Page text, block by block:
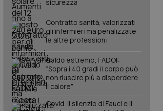
sicurezza
Contratto sanità, valorizzati
gli infermieri ma penalizzate
le altre professioni
Caldo estremo, FADOI:
“Sopra i 40 gradi il corpo può
non riuscire più a disperdere
il calore”
Covid. Il silenzio di Fauci e il